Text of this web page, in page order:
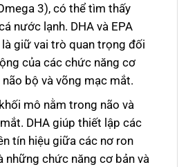
3), có thể tìm thấy
nước lạnh. DHA và EPA
giữ vai trò quan trọng đối
của các chức năng cơ
bộ và võng mạc mắt.
mô nằm trong não và
DHA giúp thiết lập các
tín hiệu giữa các nơ ron
những chức năng cơ bản và